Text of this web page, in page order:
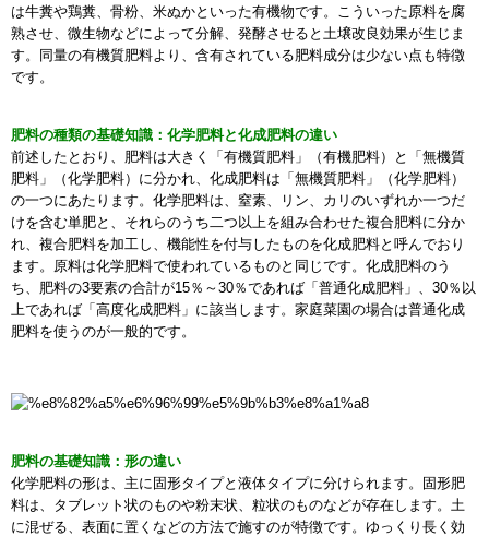
は牛糞や鶏糞、骨粉、米ぬかといった有機物です。こういった原料を腐
熟させ、微生物などによって分解、発酵させると土壌改良効果が生じま
す。同量の有機質肥料より、含有されている肥料成分は少ない点も特徴
です。
肥料の種類の基礎知識：化学肥料と化成肥料の違い
前述したとおり、肥料は大きく「有機質肥料」（有機肥料）と「無機質
肥料」（化学肥料）に分かれ、化成肥料は「無機質肥料」（化学肥料）
の一つにあたります。化学肥料は、窒素、リン、カリのいずれか一つだ
けを含む単肥と、それらのうち二つ以上を組み合わせた複合肥料に分か
れ、複合肥料を加工し、機能性を付与したものを化成肥料と呼んでおり
ます。原料は化学肥料で使われているものと同じです。化成肥料のう
ち、肥料の3要素の合計が15％～30％であれば「普通化成肥料」、30％以
上であれば「高度化成肥料」に該当します。家庭菜園の場合は普通化成
肥料を使うのが一般的です。
肥料の基礎知識：形の違い
化学肥料の形は、主に固形タイプと液体タイプに分けられます。固形肥
料は、タブレット状のものや粉末状、粒状のものなどが存在します。土
に混ぜる、表面に置くなどの方法で施すのが特徴です。ゆっくり長く効